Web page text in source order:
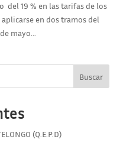
del 19 % en las tarifas de los
en dos tramos del
mayo...
Buscar
(Q.E.P.D)